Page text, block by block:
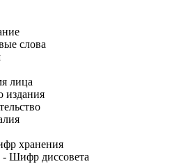
слова
лица
издания
хранения
- Шифр диссовета